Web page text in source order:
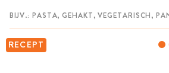
RECEPT
MIJN BEWAARDE RECEPTEN